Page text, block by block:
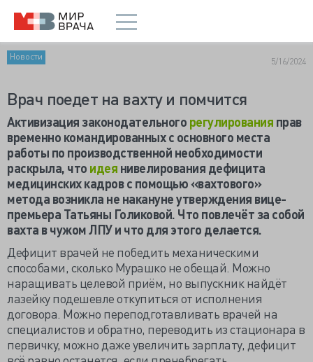
Новости 5/16/2024
Врач поедет на вахту и помчится
Активизация законодательного регулирования прав
временно командированных с основного места
работы по производственной необходимости
раскрыла, что идея нивелирования дефицита
медицинских кадров с помощью «вахтового»
метода возникла не накануне утверждения вице-
премьера Татьяны Голиковой. Что повлечёт за собой
вахта в чужом ЛПУ и что для этого делается.
Дефицит врачей не победить механическими
способами, сколько Мурашко не обещай. Можно
наращивать целевой приём, но выпускник найдёт
лазейку подешевле откупиться от исполнения
договора. Можно переподготавливать врачей на
специалистов и обратно, переводить из стационара в
первичку, можно даже увеличить зарплату, дефицит